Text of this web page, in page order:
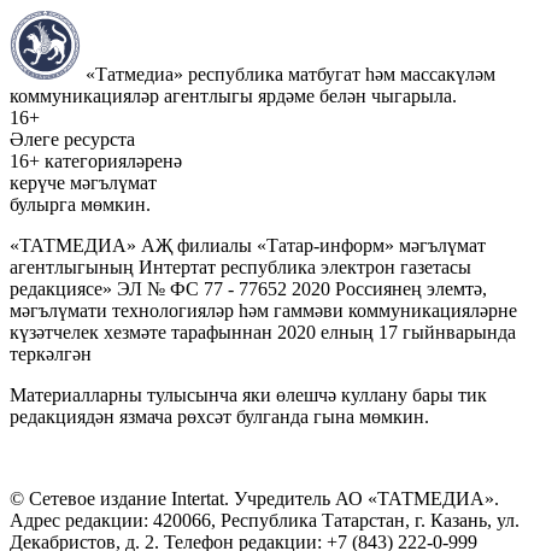
«Татмедиа» республика матбугат һәм массакүләм
коммуникацияләр агентлыгы ярдәме белән чыгарыла.
16+
Әлеге ресурста
16+ категорияләренә
керүче мәгълүмат
булырга мөмкин.
«ТАТМЕДИА» АҖ филиалы «Татар-информ» мәгълүмат
агентлыгының Интертат республика электрон газетасы
редакциясе» ЭЛ № ФС 77 - 77652 2020 Россиянең элемтә,
мәгълүмати технологияләр һәм гаммәви коммуникацияләрне
күзәтчелек хезмәте тарафыннан 2020 елның 17 гыйнварында
теркәлгән
Материалларны тулысынча яки өлешчә куллану бары тик
редакциядән язмача рөхсәт булганда гына мөмкин.
© Сетевое издание Intertat. Учредитель АО «ТАТМЕДИА».
Адрес редакции: 420066, Республика Татарстан, г. Казань, ул.
Декабристов, д. 2. Телефон редакции: +7 (843) 222-0-999